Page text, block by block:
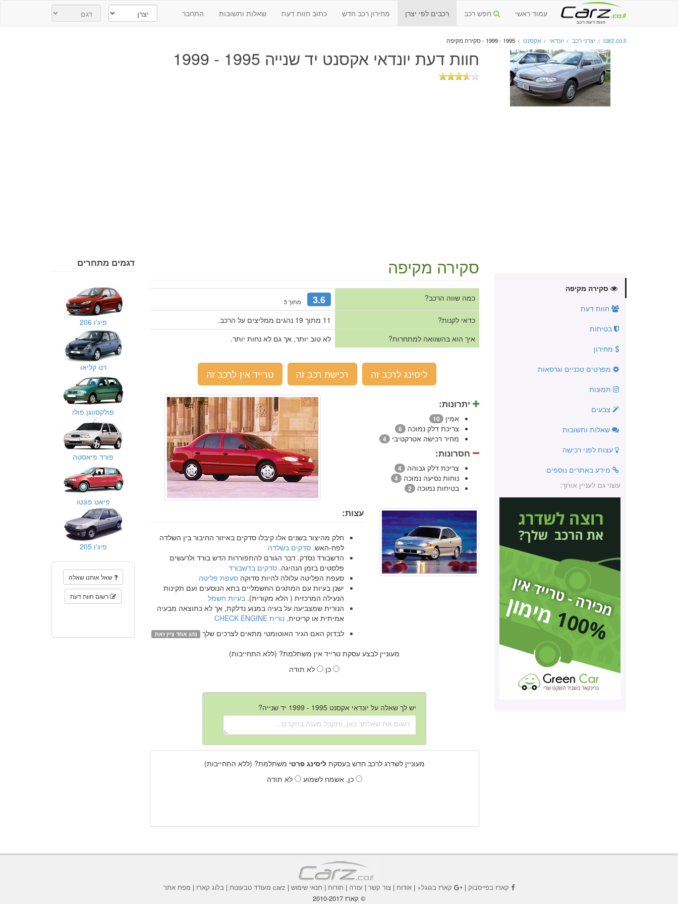
חוות דעת רכב
עמוד ראשי חפש רכב רכבים לפי יצרן מחירון רכב חדש כתוב חוות דעת שאלות ותשובות התחבר
carz.co.il
> יצרני רכב > יונדאי > אקסנט > 1995 - 1999 - סקירה מקיפה
חוות דעת יונדאי אקסנט יד שנייה 1995 - 1999
סקירה מקיפה
חוות דעת
בטיחות
מחירון
מפרטים טכניים וגרסאות
תמונות
צבעים
שאלות ותשובות
עצות לפני רכישה
מידע באתרים נוספים
עשוי גם לעניין אותך:
סקירה מקיפה
כמה שווה הרכב? 3.6 מתוך 5
כדאי לקנות?
11 מתוך 19 נהגים ממליצים על הרכב.
איך הוא בהשוואה למתחרות?
לא טוב יותר, אך גם לא נחות יותר.
ליסינג לרכב זה רכישת רכב זה טרייד אין לרכב זה
יתרונות:
אמין 10
צריכת דלק נמוכה 6
מחיר רכישה אטרקטיבי 4
חסרונות:
צריכת דלק גבוהה 4
נוחות נסיעה נמוכה 4
בטיחות נמוכה 2
עצות:
חלק מהיצור בשנים אלו קיבלו סדקים באיזור החיבור בין השלדה
לפח-האש. סדקים בשלדה
הדשבורד נסדק. דבר הגורם להתפוררות הדש בורד ולרעשים
פלסטים בזמן הנהיגה. סדקים בדשבורד
סעפת הפליטה עלולה להיות סדוקה סעפת פליטה
ישנן בעיות עם המתגים החשמליים בתא הנוסעים ועם תקינות
הנעילה המרכזית ( הלא מקורית). בעיות חשמל
הנורית שמצביעה על בעיה במנוע נדלקת, אך לא כתוצאה מבעיה
אמיתית או קריטית. נורית CHECK ENGINE
לבדוק האם הגיר האוטומטי מתאים לצרכים שלך
נהג אחד ציין זאת
מעוניין לבצע עסקת טרייד אין משתלמת? (ללא התחייבות)
כן
לא תודה
יש לך שאלה על יונדאי אקסנט 1995 - 1999 יד שנייה?
מעוניין לשדרג לרכב חדש בעסקתליסינג פרטי משתלמת? (ללא התחייבות)
כן, אשמח לשמוע
לא תודה
דגמים מתחרים
פיג'ו 206
רנו קליאו
פולקסווגן פולו
פורד פיאסטה
פיאט פונטו
פיג'ו 205
שאל אותנו שאלה
רשום חוות דעת
קארז בפייסבוק | קארז בגוגל+ | אודות | צור קשר | עזרה | תודות | תנאי שימוש | carz מעודד טבעונות | בלוג קארז | מפת אתר
© קארז 2010-2017